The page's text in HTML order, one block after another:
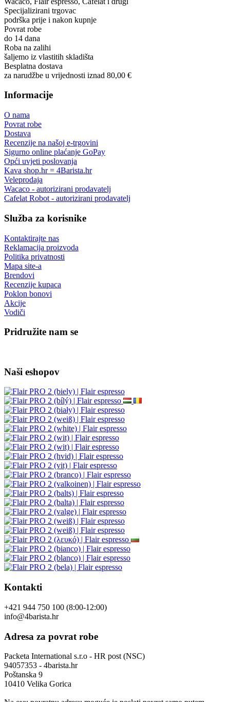
Specijalizirani trgovac
podrška prije i nakon kupnje
Povrat robe
do 14 dana
Roba na zalihi
šaljemo iz vlastitih skladišta
Besplatna dostava
za narudžbe u vrijednosti iznad 80,00 €
Informacije
O nama
Povrat robe
Dostava
Recenzije na našoj e-trgovini
Sigurno online plaćanje GoPay
Opći uvjeti poslovanja
Kava shop.hr = 4Barista.hr
Veleprodaja
Wacaco - autorizirani prodavatelj
Cafelat Robot - autorizirani prodavatelj
Služba za korisnike
Kontaktirajte nas
Reklamacija proizvoda
Politika privatnosti
Mapa site-a
Brendovi
Recenzije kupaca
Poklon bonovi
Akcije
Vodiči
Pridružite nam se
Naši eshopov
Kontakti
+421 944 750 100 (8:00-12:00)
info@4barista.hr
Adresa za povrat robe
Packeta International s.r.o - HR post (NSC)
94057353 - 4barista.hr
Poštanska 9
10410 Velika Gorica